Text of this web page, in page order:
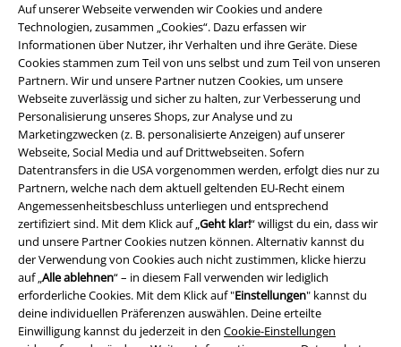
Auf unserer Webseite verwenden wir Cookies und andere
Technologien, zusammen „Cookies“. Dazu erfassen wir
Informationen über Nutzer, ihr Verhalten und ihre Geräte. Diese
Cookies stammen zum Teil von uns selbst und zum Teil von unseren
Partnern. Wir und unsere Partner nutzen Cookies, um unsere
Webseite zuverlässig und sicher zu halten, zur Verbesserung und
Personalisierung unseres Shops, zur Analyse und zu
Marketingzwecken (z. B. personalisierte Anzeigen) auf unserer
Webseite, Social Media und auf Drittwebseiten. Sofern
Datentransfers in die USA vorgenommen werden, erfolgt dies nur zu
Partnern, welche nach dem aktuell geltenden EU-Recht einem
Angemessenheitsbeschluss unterliegen und entsprechend
zertifiziert sind. Mit dem Klick auf „Geht klar!“ willigst du ein, dass wir
und unsere Partner Cookies nutzen können. Alternativ kannst du
der Verwendung von Cookies auch nicht zustimmen, klicke hierzu
auf „Alle ablehnen“ – in diesem Fall verwenden wir lediglich
erforderliche Cookies. Mit dem Klick auf "Einstellungen" kannst du
deine individuellen Präferenzen auswählen. Deine erteilte
Einwilligung kannst du jederzeit in den Cookie-Einstellungen
Rechtliches
AGB
Impressum
Datenschutz
Entsorgung und Umweltschutz
Konformitätserklärung
Information zur Barrierefreiheit